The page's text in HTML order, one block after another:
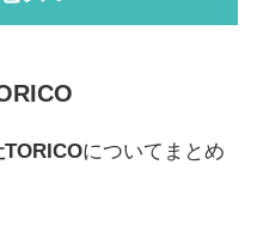
についてまとめ